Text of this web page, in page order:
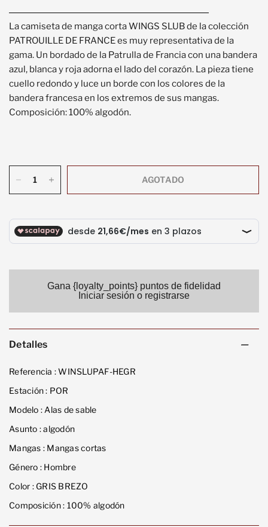
La camiseta de manga corta WINGS SLUB de la colección
PATROUILLE DE FRANCE es muy representativa de la
gama. Un bordado de la Patrulla de Francia con una bandera
azul, blanca y roja adorna el lado del corazón. La pieza tiene
cuello redondo y luce un borde con los colores de la
bandera francesa en los extremos de sus mangas.
Composición: 100% algodón.
AGOTADO
Gana {loyalty_points} puntos de fidelidad
Iniciar sesión o registrarse
Detalles
Referencia :WINSLUPAF-HEGR
Estación : POR
Modelo : Alas de sable
Asunto :algodón
Mangas : Mangas cortas
Género : Hombre
Color :GRIS BREZO
Composición : 100% algodón